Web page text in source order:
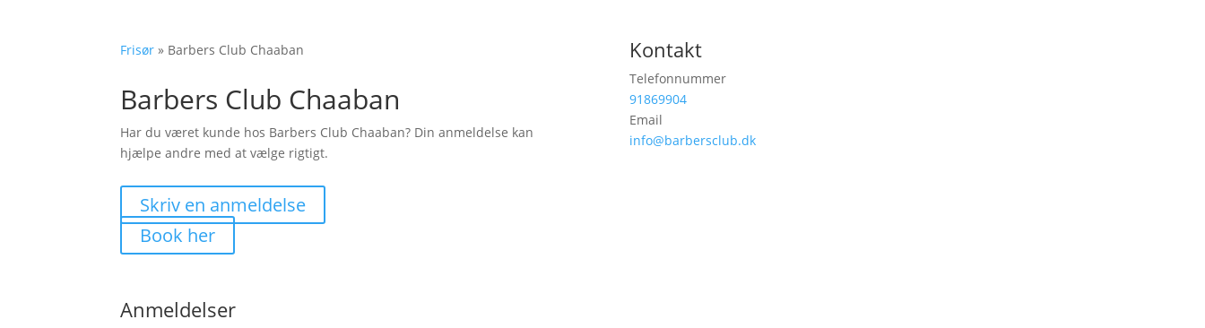
Frisør » Barbers Club Chaaban
Barbers Club Chaaban
Har du været kunde hos Barbers Club Chaaban? Din anmeldelse kan
hjælpe andre med at vælge rigtigt.
Skriv en anmeldelse
Book her
Kontakt
Telefonnummer
91869904
Email
info@barbersclub.dk
Anmeldelser